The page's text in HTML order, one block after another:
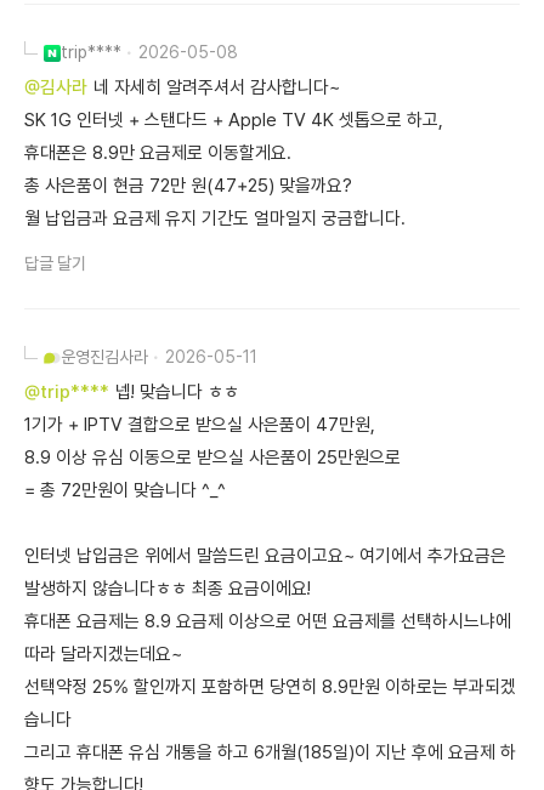
trip**** 2026-05-08
@김사라 네 자세히 알려주셔서 감사합니다~
SK 1G 인터넷 + 스탠다드 + Apple TV 4K 셋톱으로 하고,
휴대폰은 8.9만 요금제로 이동할게요.
총 사은품이 현금 72만 원(47+25) 맞을까요?
월 납입금과 요금제 유지 기간도 얼마일지 궁금합니다.
답글 달기
운영진김사라 2026-05-11
@trip**** 넵! 맞습니다 ㅎㅎ
1기가 + IPTV 결합으로 받으실 사은품이 47만원,
8.9 이상 유심 이동으로 받으실 사은품이 25만원으로
= 총 72만원이 맞습니다 ^_^
인터넷 납입금은 위에서 말씀드린 요금이고요~ 여기에서 추가요금은
발생하지 않습니다ㅎㅎ 최종 요금이에요!
휴대폰 요금제는 8.9 요금제 이상으로 어떤 요금제를 선택하시느냐에
따라 달라지겠는데요~
선택약정 25% 할인까지 포함하면 당연히 8.9만원 이하로는 부과되겠
습니다
그리고 휴대폰 유심 개통을 하고 6개월(185일)이 지난 후에 요금제 하
향도 가능합니다!